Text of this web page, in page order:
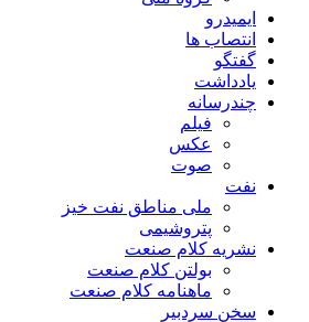
ایمیدرو
انتصاب ها
گفتگو
یادداشت
چندرسانه
فیلم
عکس
صوت
نفت
ملی مناطق نفت خیز
پتروشیمی
نشریه کلام صنعت
بولتن کلام صنعت
ماهنامه کلام صنعت
سخن سردبیر